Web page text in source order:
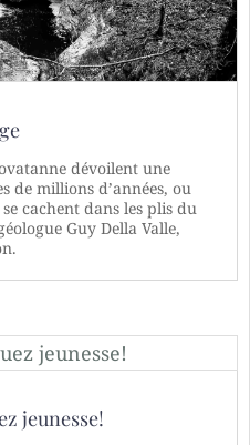
dévoilent une
de millions d’années, ou
cachent dans les plis du
Guy Della Valle,
jeunesse!